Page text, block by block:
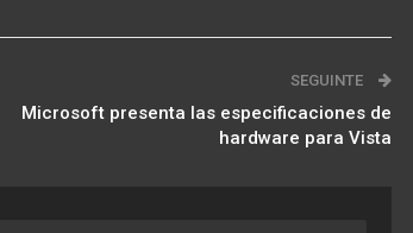
SEGUINTE
Microsoft presenta las especificaciones de
hardware para Vista